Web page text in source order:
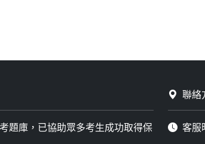
題庫，已協助眾多考生成功取得保
聯絡
客服